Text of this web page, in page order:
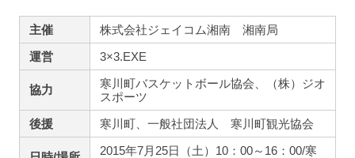
主催
株式会社ジェイコム湘南 湘南局
運営
3×3.EXE
協力
寒川町バスケットボール協会、（株）ジオ
スポーツ
後援
寒川町、一般社団法人 寒川町観光協会
2015年7月25日（土）10：00～16：00/寒